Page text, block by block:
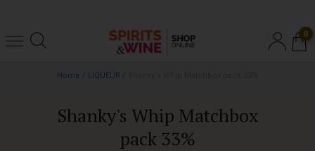
0
Home / LIQUEUR /
Shanky's Whip Matchbox
pack 33%